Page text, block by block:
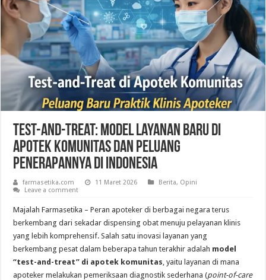
Test-and-Treat: Model Layanan Baru di
Apotek Komunitas dan Peluang
Penerapannya di Indonesia
farmasetika.com 11 Maret 2026 Berita, Opini
Leave a comment
Majalah Farmasetika – Peran apoteker di berbagai negara terus
berkembang dari sekadar dispensing obat menuju pelayanan klinis
yang lebih komprehensif. Salah satu inovasi layanan yang
berkembang pesat dalam beberapa tahun terakhir adalah model
“test-and-treat” di apotek komunitas , yaitu layanan di mana
apoteker melakukan pemeriksaan diagnostik sederhana (point-of-care